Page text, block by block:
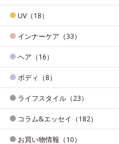
UV（18）
インナーケア（33）
ヘア（16）
ボディ（8）
ライフスタイル（23）
コラム&エッセイ（182）
お買い物情報（10）